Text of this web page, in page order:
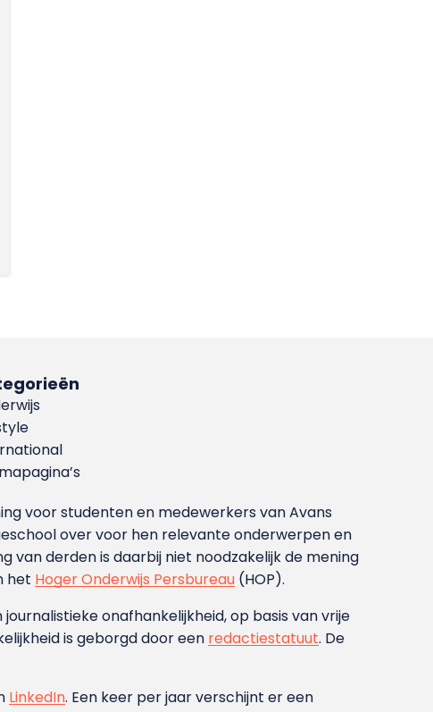
voor studenten en medewerkers van Avans
over voor hen relevante onderwerpen en
van derden is daarbij niet noodzakelijk de mening
het Hoger Onderwijs Persbureau (HOP).
onafhankelijkheid, op basis van vrije
is geborgd door een redactiestatuut. De
LinkedIn. Een keer per jaar verschijnt er een